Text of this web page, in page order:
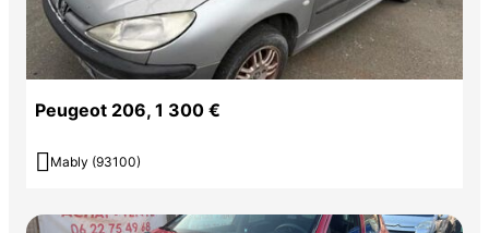
Peugeot 206, 1 300 €
 Mably (93100)